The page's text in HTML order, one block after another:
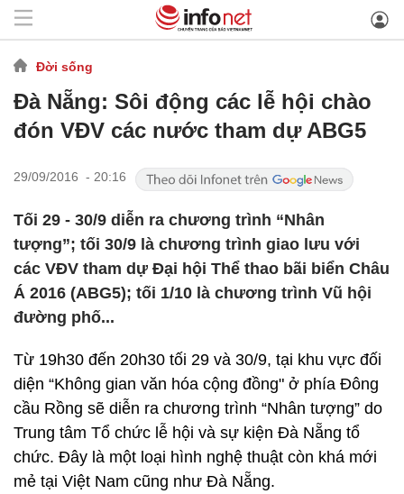
Đời sống
Đà Nẵng: Sôi động các lễ hội chào
đón VĐV các nước tham dự ABG5
29/09/2016 - 20:16
Tối 29 - 30/9 diễn ra chương trình “Nhân
tượng”; tối 30/9 là chương trình giao lưu với
các VĐV tham dự Đại hội Thể thao bãi biển Châu
Á 2016 (ABG5); tối 1/10 là chương trình Vũ hội
đường phố...
Từ 19h30 đến 20h30 tối 29 và 30/9, tại khu vực đối
diện “Không gian văn hóa cộng đồng" ở phía Đông
cầu Rồng sẽ diễn ra chương trình “Nhân tượng” do
Trung tâm Tổ chức lễ hội và sự kiện Đà Nẵng tổ
chức. Đây là một loại hình nghệ thuật còn khá mới
mẻ tại Việt Nam cũng như Đà Nẵng.